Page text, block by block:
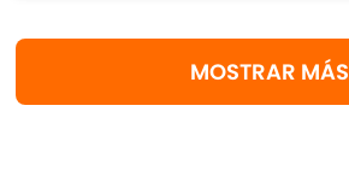
MOSTRAR MÁS